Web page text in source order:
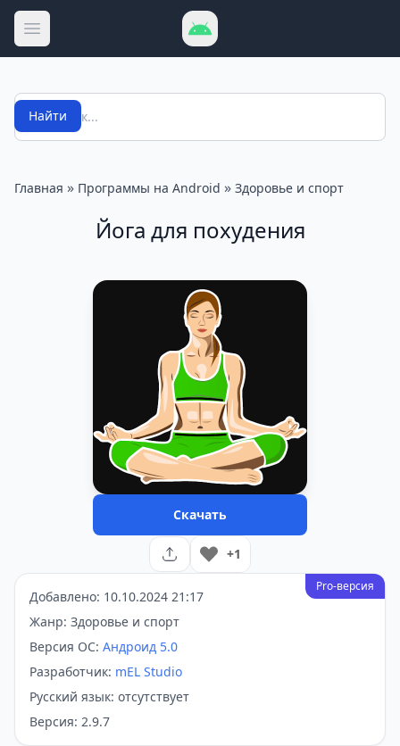
Открыть меню
Поиск
Найти
Главная » Программы на Android » Здоровье и спорт
Йога для похудения
Скачать
+1
Pro-версия
Добавлено: 10.10.2024 21:17
Жанр: Здоровье и спорт
Версия ОС: Андроид 5.0
Разработчик: mEL Studio
Русский язык: отсутствует
Версия: 2.9.7